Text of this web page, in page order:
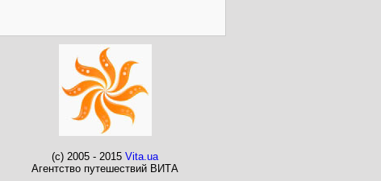
(c) 2005 - 2015 Vita.ua
Агентство путешествий ВИТА